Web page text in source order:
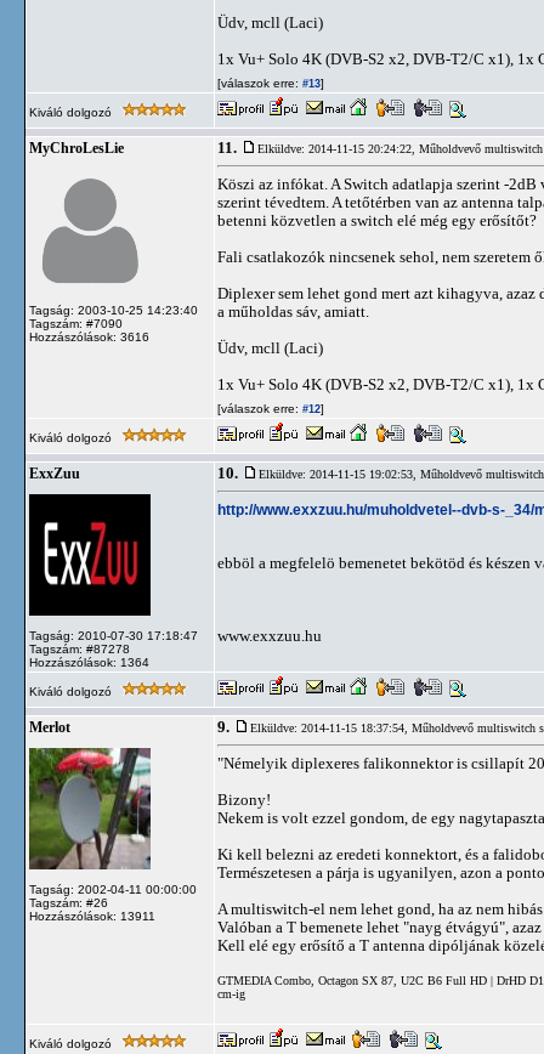
Üdv, mcll (Laci)
1x Vu+ Solo 4K (DVB-S2 x2, DVB-T2/C x1), 1x
[válaszok erre: #13]
Kiváló dolgozó
MyChroLesLie
Tagság: 2003-10-25 14:23:40
Tagszám: #7090
Hozzászólások: 3616
11. Elküldve: 2014-11-15 20:24:22, Műholdvevő multiswitch
Köszi az infókat. A Switch adatlapja szerint -
szerint tévedtem. A tetőtérben van az antenna
betenni közvetlen a switch elé még egy erősítőt?
Fali csatlakozók nincsenek sehol, nem szeretem
Diplexer sem lehet gond mert azt kihagyva,
a műholdas sáv, amiatt.
Üdv, mcll (Laci)
1x Vu+ Solo 4K (DVB-S2 x2, DVB-T2/C x1), 1x
[válaszok erre: #12]
Kiváló dolgozó
ExxZuu
Tagság: 2010-07-30 17:18:47
Tagszám: #87278
Hozzászólások: 1364
10. Elküldve: 2014-11-15 19:02:53, Műholdvevő multiswitch
http://www.exxzuu.hu/muholdvetel--dvb-s-
ebböl a megfelelö bemenetet bekötöd és készen
www.exxzuu.hu
Kiváló dolgozó
Merlot
Tagság: 2002-04-11 00:00:00
Tagszám: #26
Hozzászólások: 13911
9. Elküldve: 2014-11-15 18:37:54, Műholdvevő multiswitch
"Némelyik diplexeres falikonnektor is csillapít
Bizony!
Nekem is volt ezzel gondom, de egy
Ki kell belezni az eredeti konnektort, és a
Természetesen a párja is ugyanilyen, azon a
A multiswitch-el nem lehet gond, ha az nem
Valóban a T bemenete lehet "nayg étvágyú",
Kell elé egy erősítő a T antenna dipóljának
GTMEDIA Combo, Octagon SX 87, U2C B6 Full HD | DrHD
cm-ig
Kiváló dolgozó